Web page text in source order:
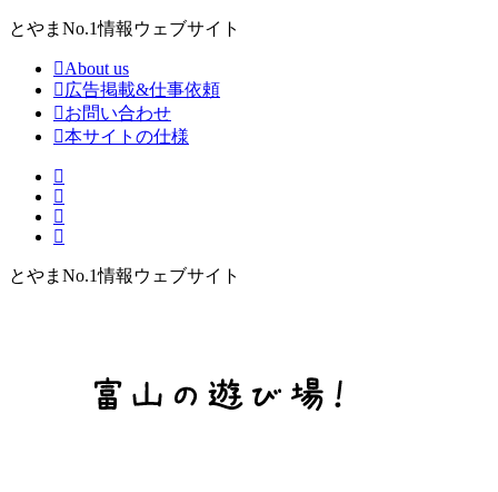
とやまNo.1情報ウェブサイト
About us
広告掲載&仕事依頼
お問い合わせ
本サイトの仕様
とやまNo.1情報ウェブサイト